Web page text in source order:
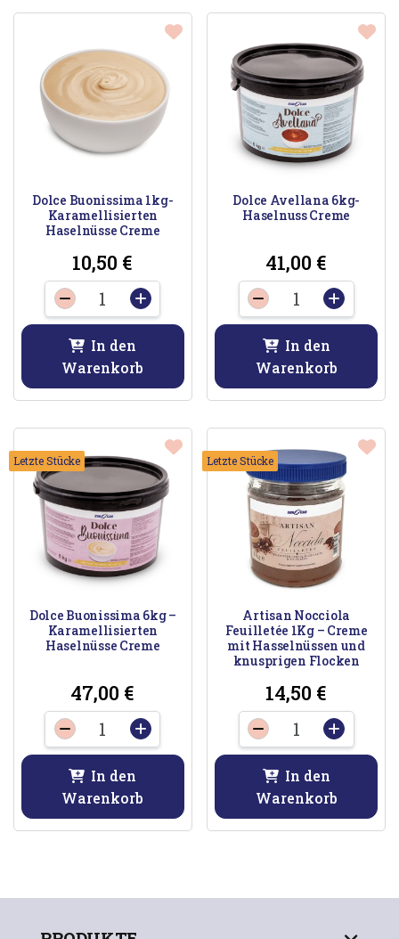
Menge
Menge
Dolce Buonissima 1kg-
Karamellisierten
Haselnüsse Creme
10,50 €
-
Dolce
Buonissima
1kg-
Karamellisierten
Haselnüsse
Creme
+
In den
Warenkorb
Dolce Avellana 6kg-
Haselnuss Creme
41,00 €
-
Dolce
Avellana
6kg-
Haselnuss
Menge
+
In den
Warenkorb
Letzte Stücke
Dolce Buonissima 6kg –
Karamellisierten
Haselnüsse Creme
47,00 €
-
Dolce
Buonissima
6kg
Karamellisierten
Haselnüsse
+
In den
Warenkorb
Letzte Stücke
Artisan Nocciola
Feuilletée 1Kg – Creme
mit Hasselnüssen und
knusprigen Flocken
14,50 €
-
Artisan
Nocciola
Feuilletée
1Kg
Creme
und
+
In den
Warenkorb